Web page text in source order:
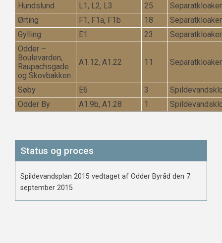
Hundslund
L1, L2, L3 25
Ørting
F1, F1a, F1b 18
Gylling
E1 23
Odder –
Boulevarden,
Raupachsgade
og Skovbakken
A1.12, A1.22 11
Søby E6 3
Odder By
A1.9b, A1.28 1
Status og proces
Spildevandsplan 2015 vedtaget af Odder Byråd den 7.
september 2015